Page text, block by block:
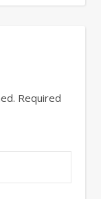
Required